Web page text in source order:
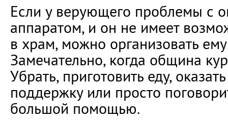
Если у верующего проблемы с
аппаратом, и он не имеет
в храм, можно организовать
Замечательно, когда община
Убрать, приготовить еду,
поддержку или просто
большой помощью.